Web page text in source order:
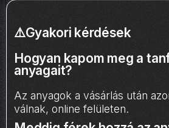
⚠️Gyakori kérdések
Hogyan kapom meg a
anyagait?
Az anyagok a vásárlás után
válnak, online felületen.